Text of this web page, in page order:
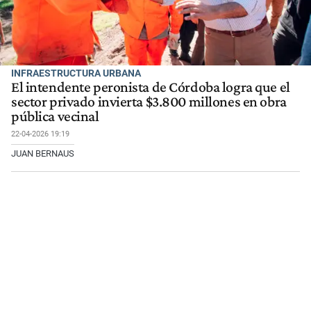
INFRAESTRUCTURA URBANA
El intendente peronista de Córdoba logra que el
sector privado invierta $3.800 millones en obra
pública vecinal
22-04-2026 19:19
JUAN BERNAUS